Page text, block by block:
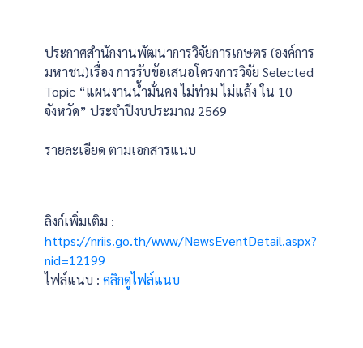
ประกาศสำนักงานพัฒนาการวิจัยการเกษตร (องค์การ
มหาชน)เรื่อง การรับข้อเสนอโครงการวิจัย Selected
Topic “แผนงานน้ำมั่นคง ไม่ท่วม ไม่แล้ง ใน 10
จังหวัด” ประจำปีงบประมาณ 2569
รายละเอียด ตามเอกสารแนบ
ลิงก์เพิ่มเติม :
https://nriis.go.th/www/NewsEventDetail.aspx?
nid=12199
ไฟล์แนบ : คลิกดูไฟล์แนบ